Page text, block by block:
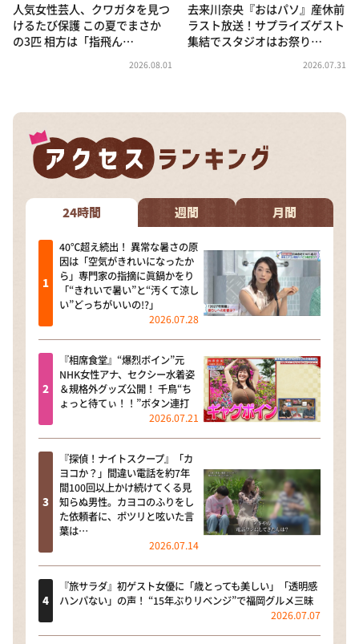
人気女性芸人、クワガタを見つ
けるたび保護 この夏でまさか
の3匹 相方は「指飛ん…
2026.08.01
去来川奈央『おはパソ』産休前
ラスト放送！サプライズゲスト
集結でスタジオはお祭り…
2026.07.31
24時間 週間 月間
40℃超え続出！ 異常な暑さの原
因は「空気がきれいになったか
ら」専門家の指摘に眞鍋かをり
「“きれいで暑い”と“汚くて涼し
い”どっちがいいの!?」
2026.07.28
『相席食堂』“爆烈ボイン”元
NHK女性アナ、セクシー水着姿
＆規格外グッズ公開！ 千鳥“ち
ょっと待てぃ！！”ボタン連打
2026.07.21
『探偵！ナイトスクープ』「カ
ヨコか？」間違い電話を約7年
間100回以上かけ続けてくる見
知らぬ男性。カヨコのふりをし
た依頼者に、ポツリと呟いた言
葉は…
2026.07.14
『旅サラダ』初ゲスト女優に「歳とっても美しい」「透明感
ハンパない」の声！ “15年ぶりリベンジ”で福岡グルメ三昧
2026.07.07